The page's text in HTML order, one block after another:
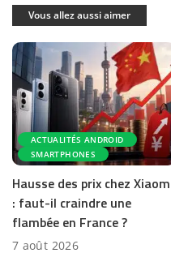
Vous allez aussi aimer
ACTUALITÉS ANDROID
SMARTPHONES
Hausse des prix chez
: faut-il craindre une
flambée en France ?
7 août 2026